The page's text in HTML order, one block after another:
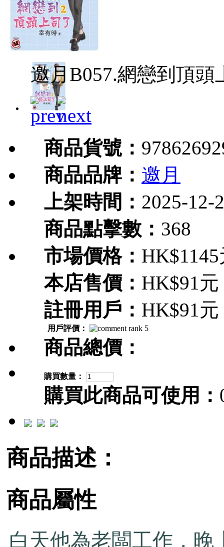
邀月B057.網戀到頂
商品貨號：
商品品牌： 邀月
上架時間： 2025-12-
商品點擊數： 368
市場價格：
本店售價： HK$91元
註冊用戶： HK$91元
用戶評價：
商品總價：
購買數量：
購買此商品可使用：
商品描述：
商品屬性
白天他為老闆工作，